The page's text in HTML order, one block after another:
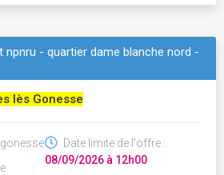
npnru - quartier dame blanche nord -
lès Gonesse
Date limite de l'offre :
08/09/2026 à 12h00